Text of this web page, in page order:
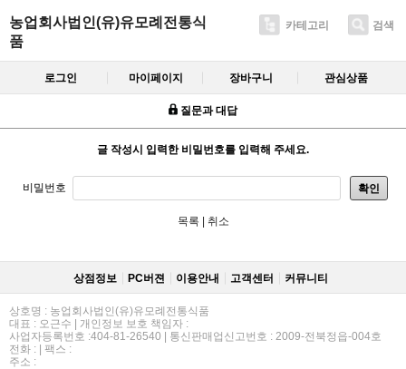
농업회사법인(유)유모례전통식
품
카테고리 검색
로그인 마이페이지 장바구니 관심상품
질문과 대답
글 작성시 입력한 비밀번호를 입력해 주세요.
비밀번호 확인
목록 | 취소
상점정보 PC버젼 이용안내 고객센터 커뮤니티
상호명 : 농업회사법인(유)유모례전통식품
대표 : 오근수 | 개인정보 보호 책임자 :
사업자등록번호 :404-81-26540 | 통신판매업신고번호 : 2009-전북정읍-004호
전화 : | 팩스 :
주소 :